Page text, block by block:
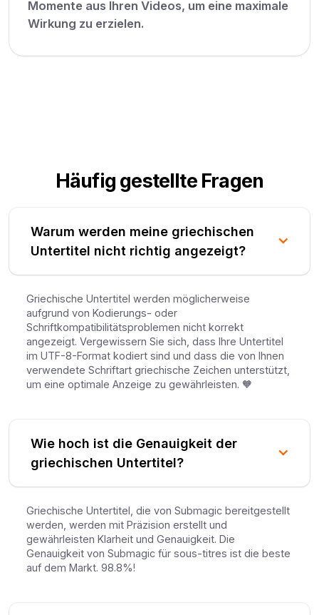
Momente aus Ihren Videos, um eine maximale
Wirkung zu erzielen.
Häufig gestellte Fragen
Warum werden meine griechischen
Untertitel nicht richtig angezeigt?
Griechische Untertitel werden möglicherweise
aufgrund von Kodierungs- oder
Schriftkompatibilitätsproblemen nicht korrekt
angezeigt. Vergewissern Sie sich, dass Ihre Untertitel
im UTF-8-Format kodiert sind und dass die von Ihnen
verwendete Schriftart griechische Zeichen unterstützt,
um eine optimale Anzeige zu gewährleisten. 🧡
Wie hoch ist die Genauigkeit der
griechischen Untertitel?
Griechische Untertitel, die von Submagic bereitgestellt
werden, werden mit Präzision erstellt und
gewährleisten Klarheit und Genauigkeit. Die
Genauigkeit von Submagic für sous-titres ist die beste
auf dem Markt. 98.8%!